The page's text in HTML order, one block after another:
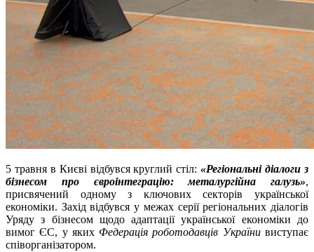
5 травня в Києві відбувся круглий стіл:«Регіональні діалоги з
бізнесом про євроінтеграцію: металургійна галузь»,
присвячений одному з ключових секторів української
економіки. Захід відбувся у межах серії регіональних діалогів
Уряду з бізнесом щодо адаптації української економіки до
вимог ЄС, у яких Федерація роботодавців Українивиступає
співорганізатором.